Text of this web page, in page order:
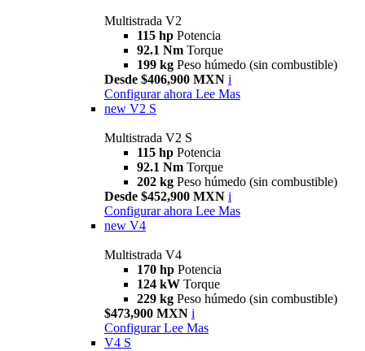
Multistrada V2
115 hp Potencia
92.1 Nm Torque
199 kg Peso húmedo (sin combustible)
Desde $406,900 MXN i
Configurar ahora Lee Mas
new V2 S
Multistrada V2 S
115 hp Potencia
92.1 Nm Torque
202 kg Peso húmedo (sin combustible)
Desde $452,900 MXN i
Configurar ahora Lee Mas
new V4
Multistrada V4
170 hp Potencia
124 kW Torque
229 kg Peso húmedo (sin combustible)
$473,900 MXN i
Configurar Lee Mas
V4 S